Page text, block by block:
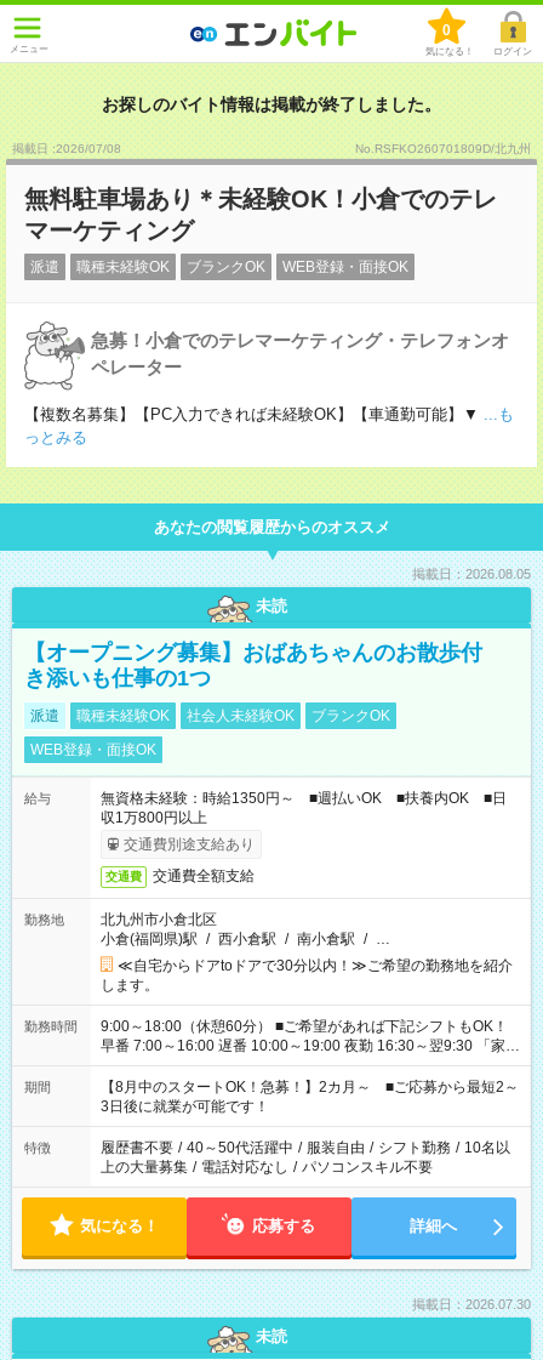
メニュー
0
気になる！ ログイン
お探しのバイト情報は掲載が終了しました。
掲載日 :2026/07/08 No.RSFKO260701809D/北九州
無料駐車場あり＊未経験OK！小倉でのテレ
マーケティング
派遣 職種未経験OK ブランクOK WEB登録・面接OK
急募！小倉でのテレマーケティング・テレフォンオ
ペレーター
【複数名募集】【PC入力できれば未経験OK】【車通勤可能】▼ ...も
っとみる
あなたの閲覧履歴からのオススメ
掲載日：2026.08.05
未読
【オープニング募集】おばあちゃんのお散歩付
き添いも仕事の1つ
派遣 職種未経験OK 社会人未経験OK
ブランクOK
WEB登録・面接OK
給与
無資格未経験：時給1350円～ ■週払いOK ■扶養内OK ■日
収1万800円以上
交通費別途支給あり
交通費 交通費全額支給
勤務地
北九州市小倉北区
小倉(福岡県)駅 / 西小倉駅 / 南小倉駅 / …
≪自宅からドアtoドアで30分以内！≫ご希望の勤務地を紹介
します。
勤務時間
9:00～18:00（休憩60分） ■ご希望があれば下記シフトもOK！
早番 7:00～16:00 遅番 10:00～19:00 夜勤 16:30～翌9:30 「家族
と休みを合わせたい」 「余裕を持って夕飯の準備がしたい」
「できれば残業はしたくない」 など、ご希望を教えてください
ね。 ※Wワーク希望の方へ 今ご覧のお仕事で希望する勤務時間
と、もう1つのお仕事の勤務時間。 合計で週40時間を超える場
合は応募できません。
期間
【8月中のスタートOK！急募！】2カ月～ ■ご応募から最短2～
3日後に就業が可能です！
特徴 履歴書不要 / 40～50代活躍中 / 服装自由 / シフト勤務 / 10名以
上の大量募集 / 電話対応なし / パソコンスキル不要
気になる！ 応募する 詳細へ
掲載日：2026.07.30
未読